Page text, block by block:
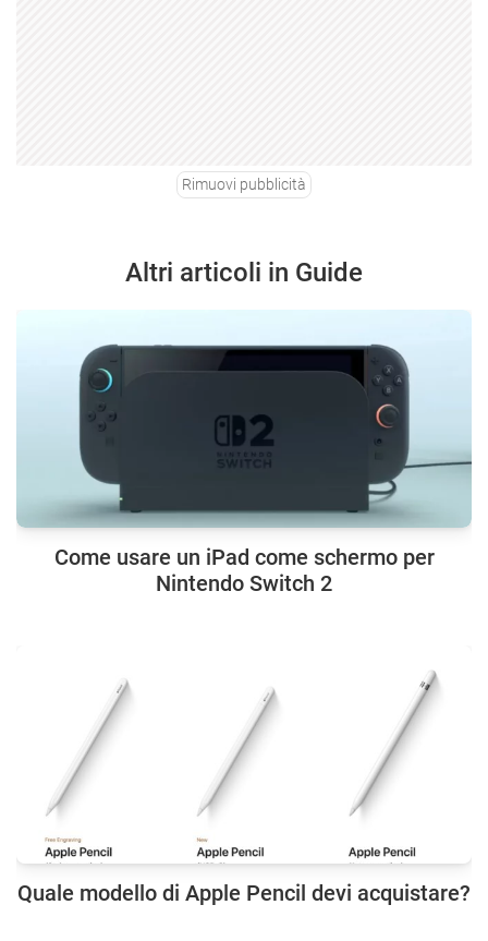
Rimuovi pubblicità
Altri articoli in Guide
Come usare un iPad come schermo per
Nintendo Switch 2
Quale modello di Apple Pencil devi acquistare?